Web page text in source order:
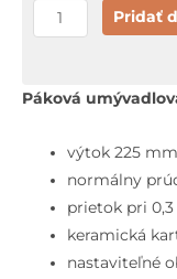
množstvo
Hansgrohe
E
batéria
pod
omietku,
matná
čierna
Pridať
Páková
výtok 225 mm
normálny
prietok pri
keramická
nastaviteľné